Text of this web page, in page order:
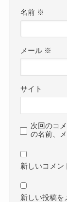
名前 ※
メール ※
サイト
次回のコ
の名前、
新しいコメン
新しい投稿を